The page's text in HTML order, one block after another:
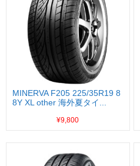
MINERVA F205 225/35R19 8
8Y XL other 海外夏タイ...
¥9,800